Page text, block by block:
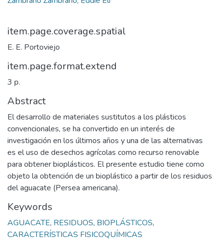
item.page.coverage.spatial
E. E. Portoviejo
item.page.format.extend
3 p.
Abstract
El desarrollo de materiales sustitutos a los plásticos
convencionales, se ha convertido en un interés de
investigación en los últimos años y una de las alternativas
es el uso de desechos agrícolas como recurso renovable
para obtener bioplásticos. El presente estudio tiene como
objeto la obtención de un bioplástico a partir de los residuos
del aguacate (Persea americana).
Keywords
AGUACATE, RESIDUOS, BIOPLÁSTICOS,
CARACTERÍSTICAS FISICOQUÍMICAS